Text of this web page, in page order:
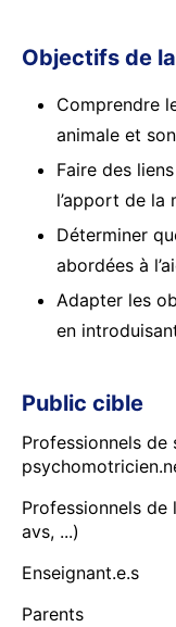
Objectifs de
Comprendre
animale et
Faire des
l’apport de la
Déterminer
abordées à
Adapter les
en
Public cible
Professionnels
Professionnels
avs, ...)
Enseignant.e.s
Parents